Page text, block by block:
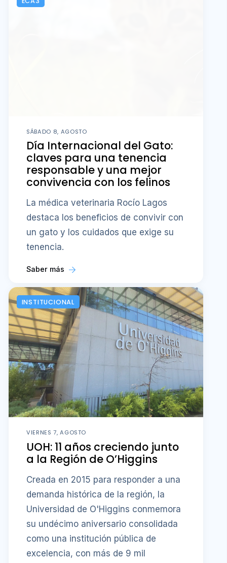
SÁBADO 8, AGOSTO
Día Internacional del Gato:
claves para una tenencia
responsable y una mejor
convivencia con los felinos
La médica veterinaria Rocío Lagos
destaca los beneficios de convivir con
un gato y los cuidados que exige su
tenencia.
Saber más
INSTITUCIONAL
VIERNES 7, AGOSTO
UOH: 11 años creciendo junto
a la Región de O’Higgins
Creada en 2015 para responder a una
demanda histórica de la región, la
Universidad de O'Higgins conmemora
su undécimo aniversario consolidada
como una institución pública de
excelencia, con más de 9 mil